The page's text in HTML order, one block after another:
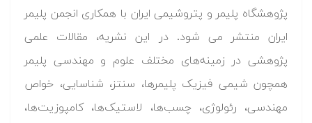
پژوهشگاه پلیمر و پتروشیمی ایران با همکاری انجمن پلیمر
ایران منتشر می­ شود. در این نشریه، مقالات علمی
پژوهشی در زمینه‌های مختلف علوم و مهندسی پلیمر
همچون شیمی فیزیک پلیمرها، سنتز، شناسایی، خواص
مهندسی، رئولوژی، چسب‌ها، لاستیک‌ها، کامپوزیت‌ها،